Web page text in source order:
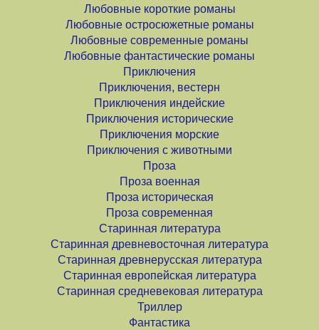
Любовные короткие романы
Любовные остросюжетные романы
Любовные современные романы
Любовные фантастические романы
Приключения
Приключения, вестерн
Приключения индейские
Приключения исторические
Приключения морские
Приключения с животными
Проза
Проза военная
Проза историческая
Проза современная
Старинная литература
Старинная древневосточная литература
Старинная древнерусская литература
Старинная европейская литература
Старинная средневековая литература
Триллер
Фантастика